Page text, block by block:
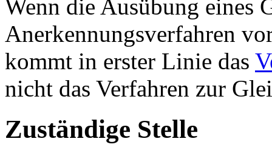
Wenn die Ausübung eines
Anerkennungsverfahren
kommt in erster Linie das
nicht das Verfahren zur
Zuständige Stelle